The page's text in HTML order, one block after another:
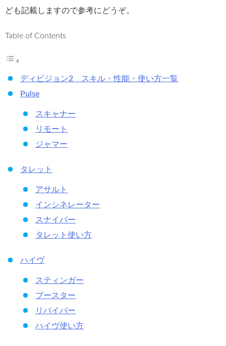
ども記載しますので参考にどうぞ。
Table of Contents
ディビジョン2 スキル・性能・使い方一覧
Pulse
スキャナー
リモート
ジャマー
タレット
アサルト
インシネレーター
スナイパー
タレット使い方
ハイヴ
スティンガー
ブースター
リバイバー
ハイヴ使い方